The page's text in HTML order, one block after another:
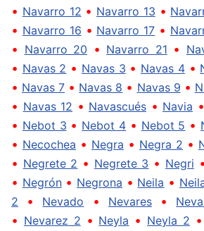
• Navarro 12 • Navarro 13 •
• Navarro 16 • Navarro 17 •
• Navarro 20 • Navarro 21 •
• Navas 2 • Navas 3 • Navas 4•
• Navas 7 • Navas 8 • Navas 9 •
• Navas 12 • Navascués • Navia •
• Nebot 3 • Nebot 4 • Nebot 5 •
• Necochea • Negra • Negra 2 •
• Negrete 2 • Negrete 3 • Negri •
• Negrón• Negrona • Neila •
2 • Nevado • Nevares•
• Nevarez 2 • Neyla • Neyla 2 •